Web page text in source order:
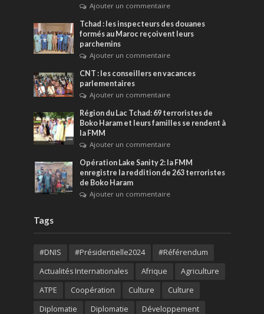
Ajouter un commentaire
Tchad : les inspecteurs des douanes
formés au Maroc reçoivent leurs
parchemins
Ajouter un commentaire
CNT : les conseillers en vacances
parlementaires
Ajouter un commentaire
Région du Lac Tchad: 69 terroristes de
Boko Haram et leurs familles se rendent à
la FMM
Ajouter un commentaire
Opération Lake Sanity 2: la FMM
enregistre la reddition de 263 terroristes
de Boko Haram
Ajouter un commentaire
Tags
#DNIS #Présidentielle2024
#Référendum
Actualités Internationales
Afrique
Agriculture
ATPE
Coopération Culture
Culture
Diplomatie
Diplomatie Développement